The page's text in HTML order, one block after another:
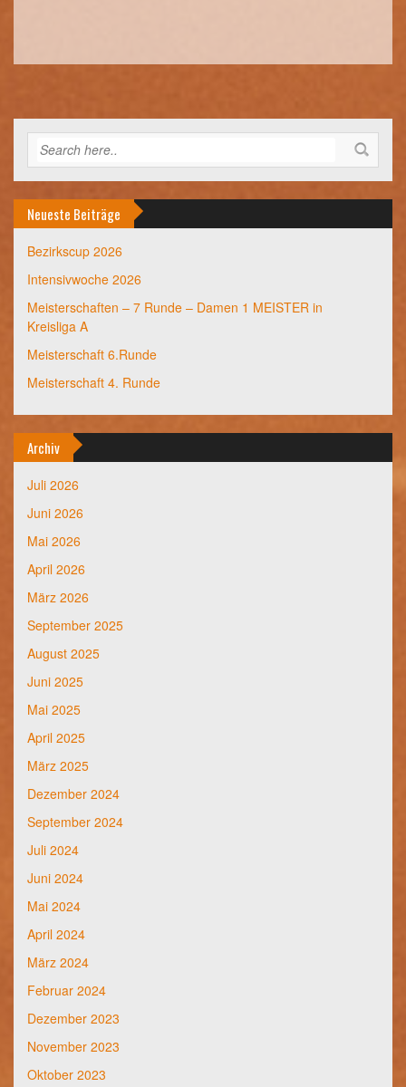
Neueste Beiträge
Bezirkscup 2026
Intensivwoche 2026
Meisterschaften – 7 Runde – Damen 1 MEISTER in
Kreisliga A
Meisterschaft 6.Runde
Meisterschaft 4. Runde
Archiv
Juli 2026
Juni 2026
Mai 2026
April 2026
März 2026
September 2025
August 2025
Juni 2025
Mai 2025
April 2025
März 2025
Dezember 2024
September 2024
Juli 2024
Juni 2024
Mai 2024
April 2024
März 2024
Februar 2024
Dezember 2023
November 2023
Oktober 2023